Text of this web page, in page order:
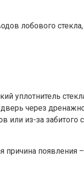
лобового
уплотнитель
через
из-за забитого
причина появления